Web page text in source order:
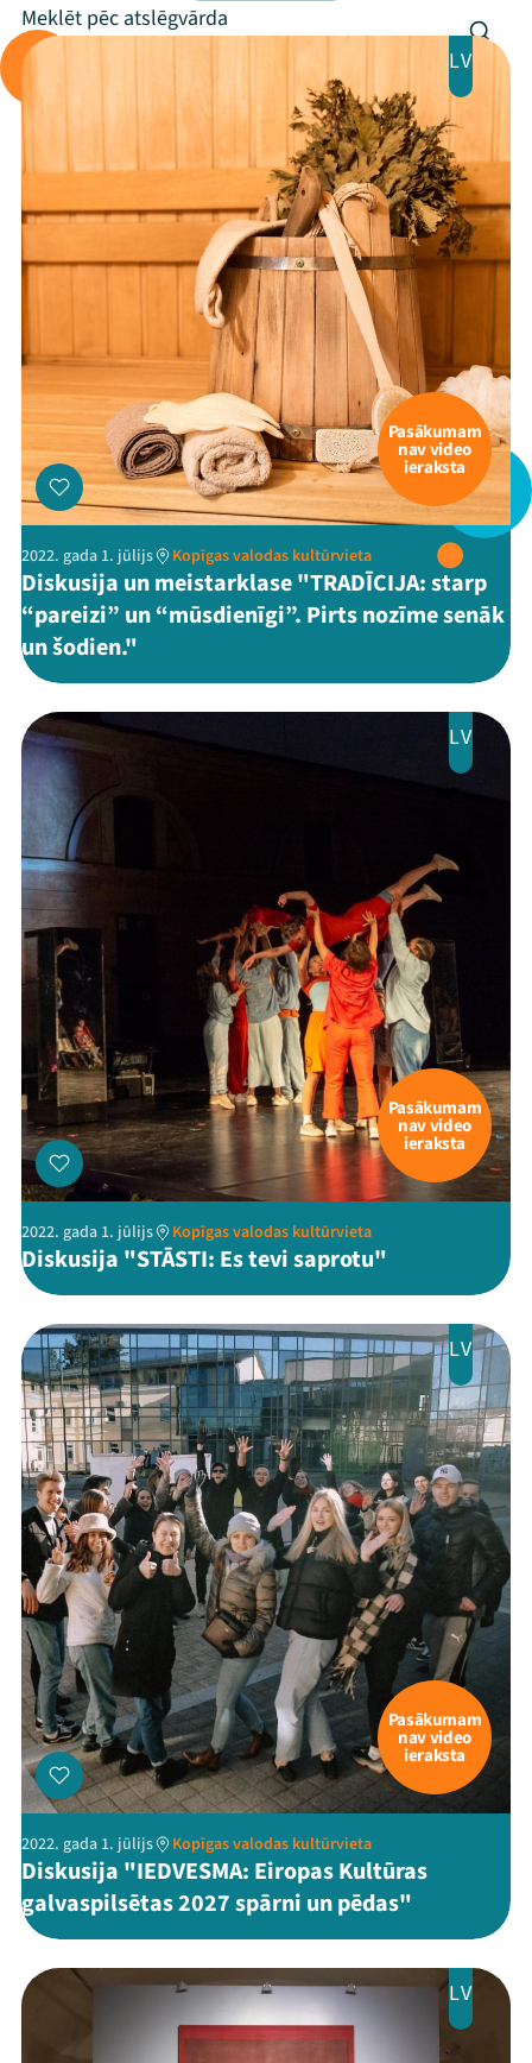
LV
Pasākumam
nav video
ieraksta
2022. gada 1. jūlijs Kopīgas valodas kultūrvieta
Diskusija un meistarklase "TRADĪCIJA: starp
“pareizi” un “mūsdienīgi”. Pirts nozīme senāk
un šodien."
LV
Pasākumam
nav video
ieraksta
2022. gada 1. jūlijs Kopīgas valodas kultūrvieta
Diskusija "STĀSTI: Es tevi saprotu"
LV
Pasākumam
nav video
ieraksta
2022. gada 1. jūlijs Kopīgas valodas kultūrvieta
Diskusija "IEDVESMA: Eiropas Kultūras
galvaspilsētas 2027 spārni un pēdas"
LV